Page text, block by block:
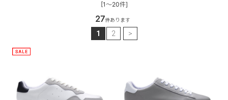
[1～20件]
27件あります
1 2 >